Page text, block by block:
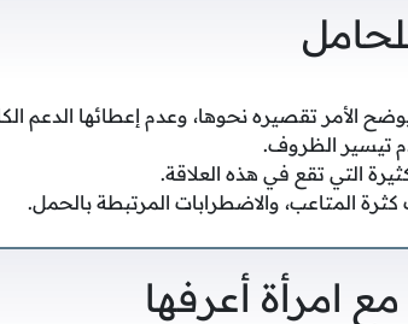
الأمر تقصيره نحوها، وعدم إعطائها الدعم
تيسير الظروف.
التي تقع في هذه العلاقة.
المتاعب، والاضطرابات المرتبطة بالحمل.
امرأة أعرفها